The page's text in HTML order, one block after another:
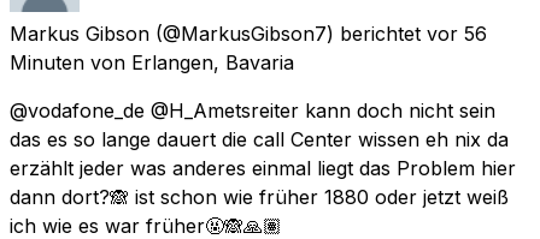
Markus Gibson (@MarkusGibson7) berichtet vor 56
Minuten von Erlangen, Bavaria
@vodafone_de @H_Ametsreiter kann doch nicht sein
das es so lange dauert die call Center wissen eh nix da
erzählt jeder was anderes einmal liegt das Problem hier
dann dort?🙈 ist schon wie früher 1880 oder jetzt weiß
ich wie es war früher🤬🙈🙏🏽